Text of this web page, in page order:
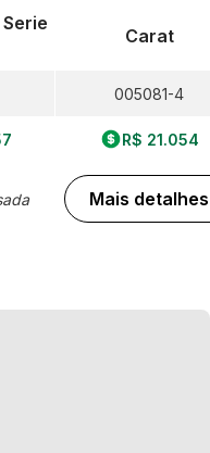
Carat
005081-4
R$ 21.054
Mais detalhes